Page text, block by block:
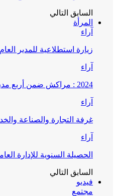
السابق التالي
المرأة
آراء
زيارة استطلاعية للمدير
آراء
2024 : مراكش ضمن أربع مدن بالممكلة سجلت مامجموعه 656 قضية تتعلق بغسيل الأموال
آراء
غرفة التجارة والصناعة
آراء
الحصيلة السنوية للإدارة
السابق التالي
فيديو
مجتمع